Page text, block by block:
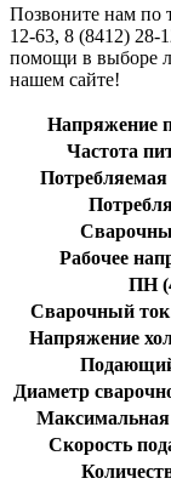
Позвоните нам по
12-63, 8 (8412) 28-
помощи в выборе
нашем сайте!
Напряжение
Частота
Рабочее
ПН
Сварочный
Напряжение
Диаметр
Скорость